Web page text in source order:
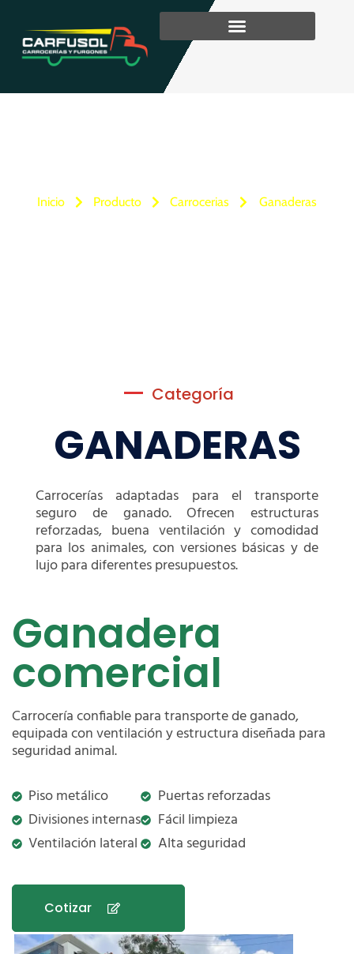
Inicio Producto Carrocerias Ganaderas
Categoría
GANADERAS
Carrocerías adaptadas para el transporte
seguro de ganado. Ofrecen estructuras
reforzadas, buena ventilación y comodidad
para los animales, con versiones básicas y de
lujo para diferentes presupuestos.
Ganadera
comercial
Carrocería confiable para transporte de ganado,
equipada con ventilación y estructura diseñada para
seguridad animal.
Piso metálico
Divisiones internas
Ventilación lateral
Puertas reforzadas
Fácil limpieza
Alta seguridad
Cotizar